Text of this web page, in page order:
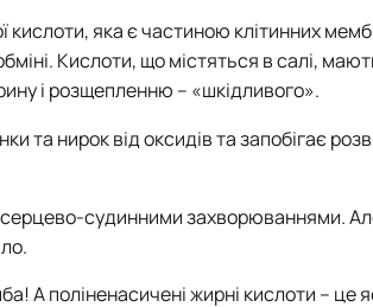
кислоти, яка є частиною клітинних
Кислоти, що містяться в салі,
і розщепленню – «шкідливого».
та нирок від оксидів та запобігає
серцево-судинними захворюваннями.
А поліненасичені жирні кислоти – це